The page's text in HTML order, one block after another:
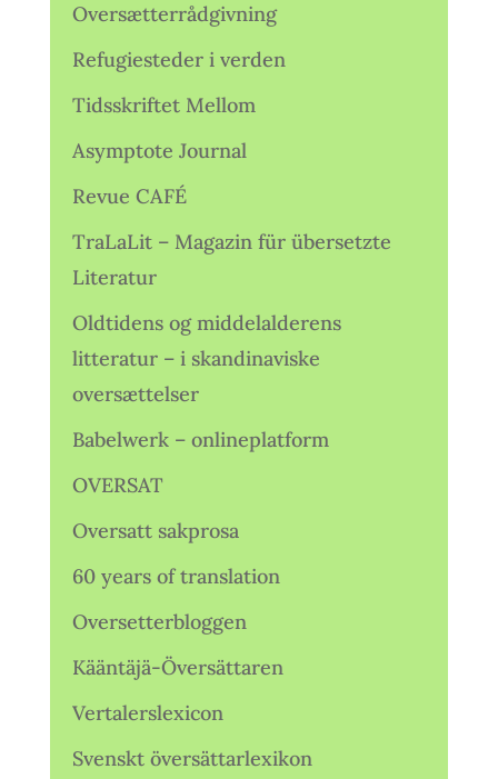
Oversætterrådgivning
Refugiesteder i verden
Tidsskriftet Mellom
Asymptote Journal
Revue CAFÉ
TraLaLit – Magazin für übersetzte
Literatur
Oldtidens og middelalderens
litteratur – i skandinaviske
oversættelser
Babelwerk – onlineplatform
OVERSAT
Oversatt sakprosa
60 years of translation
Oversetterbloggen
Kääntäjä-Översättaren
Vertalerslexicon
Svenskt översättarlexikon